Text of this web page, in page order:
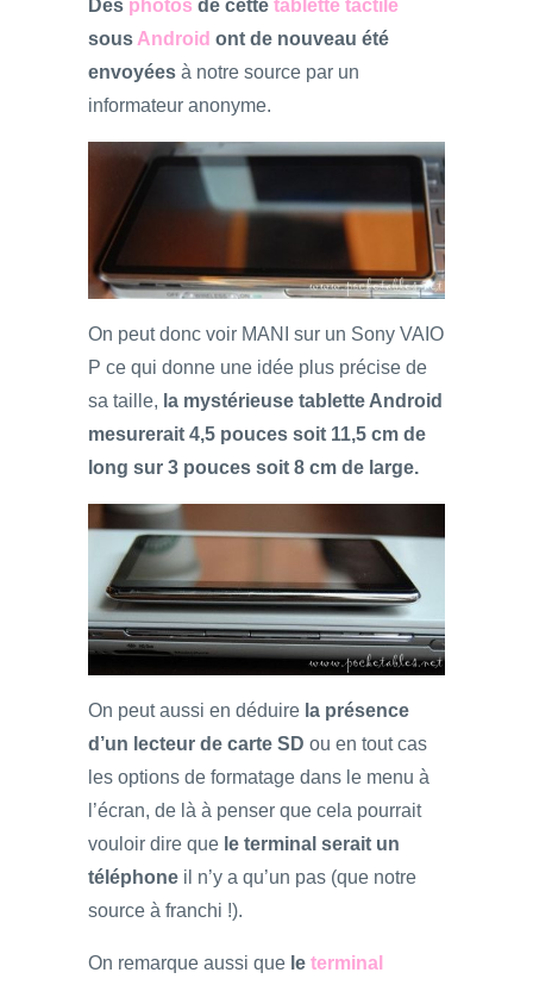
Des photos de cette tablette tactile
sous Android ont de nouveau été
envoyées à notre source par un
informateur anonyme.
On peut donc voir MANI sur un Sony VAIO
P ce qui donne une idée plus précise de
sa taille, la mystérieuse tablette Android
mesurerait 4,5 pouces soit 11,5 cm de
long sur 3 pouces soit 8 cm de large.
On peut aussi en déduire la présence
d’un lecteur de carte SD ou en tout cas
les options de formatage dans le menu à
l’écran, de là à penser que cela pourrait
vouloir dire que le terminal serait un
téléphone il n’y a qu’un pas (que notre
source à franchi !).
On remarque aussi que le terminal